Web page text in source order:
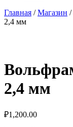
Главная /Магазин /
2,4 мм
2,4 мм
₽1,200.00